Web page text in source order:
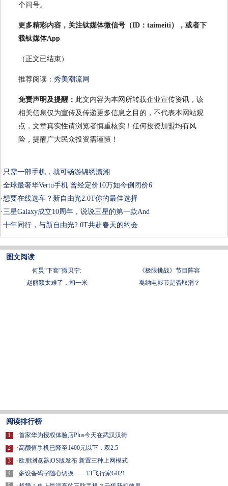
个问号。
更多精彩内容，关注钛媒体微信号（ID：taimeiti），或者下
载钛媒体App
（正文已结束）
推荐阅读： 秀美潮流网
免责声明及提醒： 此文内容为本网所转载企业宣传资讯，该
相关信息仅为宣传及传递更多信息之目的，不代表本网站观
点，文章真实性请浏览者慎重核实！任何投资加盟均有风
险，提醒广大民众投资需谨慎！
· 只需一部手机，就可畅游锦绣潇湘
·全球最奢华Vertu手机 曾经定价10万如今倒闭价6
·想要在线选车？新自由光2.0T你的最佳选择
· 三星Galaxy成立10周年，说说三星的第一款And
·十年同行，与新自由光2.0T共赴春天的约会
图文阅读
何炅“下套”撒贝宁:
《极限挑战》节目阵容
赵丽颖太难了，和一米
戛纳电影节是否取消？
阅读排行榜
1
2
3
4
·首家华为授权体验店Plus今天在武汉汉街
·高颜值手机已降至1400元以下，双2.5
·欧朋浏览器iOS版发布 新置三种上网模式
·多设备码字随心切换——TT飞行家G821